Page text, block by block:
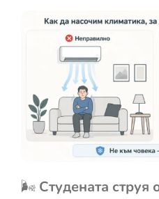
🌬️ Студената струя